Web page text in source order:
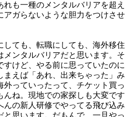
も一種のメンタルバリアを超え
アガらないような胆力をつけさせ
ても、転職にしても、海外移住
メンタルバリアだと思います。そ
すけど、やる前に思っていたのに
まえば「あれ、出来ちゃった」み
外っていったって、チケット買っ
んね。現地での家探しも大変です
んの新人研修でやってる飛び込み
と思います。だもんで、一旦やっ